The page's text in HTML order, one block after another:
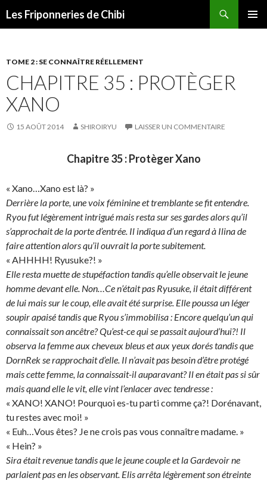
Les Friponneries de Chibi
TOME 2 : SE CONNAÎTRE RÉELLEMENT
CHAPITRE 35 : PROTÈGER
XANO
15 AOÛT 2014 SHIROIRYU LAISSER UN COMMENTAIRE
Chapitre 35 : Protèger Xano
« Xano…Xano est là? »
Derrière la porte, une voix féminine et tremblante se fit entendre.
Ryou fut légèrement intrigué mais resta sur ses gardes alors qu’il
s’approchait de la porte d’entrée. Il indiqua d’un regard à Ilina de
faire attention alors qu’il ouvrait la porte subitement.
« AHHHH! Ryusuke?! »
Elle resta muette de stupéfaction tandis qu’elle observait le jeune
homme devant elle. Non…Ce n’était pas Ryusuke, il était différent
de lui mais sur le coup, elle avait été surprise. Elle poussa un léger
soupir apaisé tandis que Ryou s’immobilisa : Encore quelqu’un qui
connaissait son ancêtre? Qu’est-ce qui se passait aujourd’hui?! Il
observa la femme aux cheveux bleus et aux yeux dorés tandis que
DornRek se rapprochait d’elle. Il n’avait pas besoin d’être protégé
mais cette femme, la connaissait-il auparavant? Il en était pas si sûr
mais quand elle le vit, elle vint l’enlacer avec tendresse :
« XANO! XANO! Pourquoi es-tu parti comme ça?! Dorénavant,
tu restes avec moi! »
« Euh…Vous êtes? Je ne crois pas vous connaître madame. »
« Hein? »
Sira était revenue tandis que le jeune couple et la Gardevoir ne
parlaient pas en les observant. Elis arrêta légèrement son étreinte